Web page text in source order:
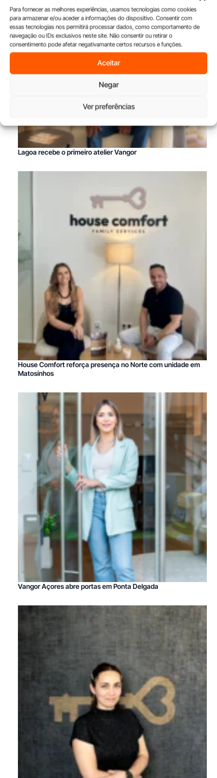
Para fornecer as melhores experiências, usamos tecnologias como cookies
para armazenar e/ou aceder a informações do dispositivo. Consentir com
essas tecnologias nos permitirá processar dados, como comportamento de
navegação ou IDs exclusivos neste site. Não consentir ou retirar o
consentimento pode afetar negativamante certos recursos e funções.
Aceitar
Negar
Ver preferências
Lagoa recebe o primeiro atelier Vangor
House Comfort reforça presença no Norte com unidade em
Matosinhos
Vangor Açores abre portas em Ponta Delgada